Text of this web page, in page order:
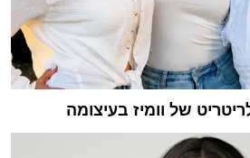
של וומיז בעיצומה